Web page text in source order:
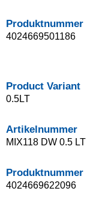
Produktnummer
4024669501186
Product Variant
0.5LT
Artikelnummer
MIX118 DW 0.5 LT
Produktnummer
4024669622096